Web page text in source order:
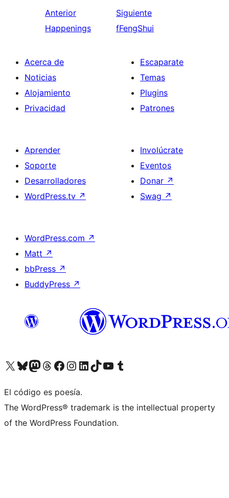
Anterior
Happenings
Siguiente
fFengShui
Acerca de
Noticias
Alojamiento
Privacidad
Escaparate
Temas
Plugins
Patrones
Aprender
Soporte
Desarrolladores
WordPress.tv ↗
Involúcrate
Eventos
Donar ↗
Swag ↗
WordPress.com ↗
Matt ↗
bbPress ↗
BuddyPress ↗
Visita nuestra cuenta de X (anteriormente Twitter)
Visita nuestra cuenta de Bluesky
Visita nuestra cuenta de Mastodon
Visita nuestra cuenta de Threads
Visita nuestra página de Facebook
Visita nuestra cuenta de Instagram
Visita nuestra cuenta de LinkedIn
Visita nuestra cuenta de TikTok
Visita nuestro canal de YouTube
Visita nuestra cuenta de Tumblr
El código es poesía.
The WordPress® trademark is the intellectual property
of the WordPress Foundation.